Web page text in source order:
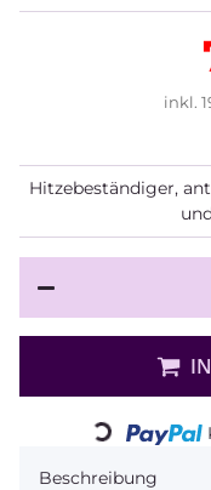
inkl.
Hitzebeständiger,
Loading...
Beschreibung